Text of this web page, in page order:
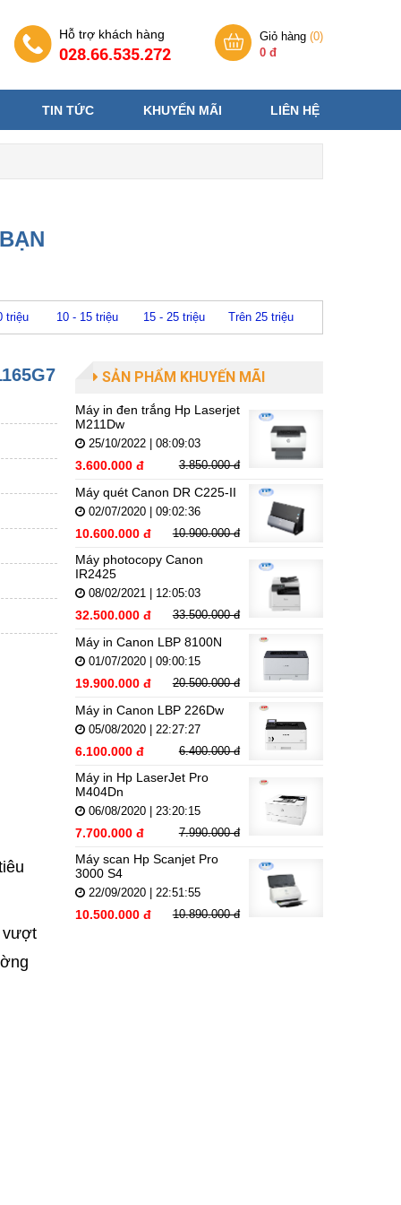
Hỗ trợ khách hàng
028.66.535.272
Giỏ hàng (0)
0 đ
TIN TỨC KHUYẾN MÃI LIÊN HỆ
triệu 10 - 15 triệu 15 - 25 triệu Trên 25 triệu
vượt
SẢN PHẨM KHUYẾN MÃI
Máy in đen trắng Hp Laserjet
M211Dw
25/10/2022 | 08:09:03
3.600.000 đ 3.850.000 đ
Máy quét Canon DR C225-II
02/07/2020 | 09:02:36
10.600.000 đ 10.900.000 đ
Máy photocopy Canon
IR2425
08/02/2021 | 12:05:03
32.500.000 đ 33.500.000 đ
Máy in Canon LBP 8100N
01/07/2020 | 09:00:15
19.900.000 đ 20.500.000 đ
Máy in Canon LBP 226Dw
05/08/2020 | 22:27:27
6.100.000 đ 6.400.000 đ
Máy in Hp LaserJet Pro
M404Dn
06/08/2020 | 23:20:15
7.700.000 đ 7.990.000 đ
Máy scan Hp Scanjet Pro
3000 S4
22/09/2020 | 22:51:55
10.500.000 đ 10.890.000 đ